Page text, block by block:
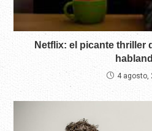
Netflix: el picante thriller
4 agosto,